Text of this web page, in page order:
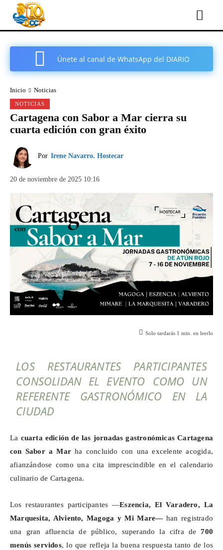
Únete al canal de WhatsApp del DIARIO
Inicio Noticias
NOTICIAS
Cartagena con Sabor a Mar cierra su
cuarta edición con gran éxito
Por Irene Navarro. Hostecar
20 de noviembre de 2025 10:16
Solo tardarás 1 min. en leerlo
LOS RESTAURANTES PARTICIPANTES
CONSOLIDAN EL EVENTO COMO UN
REFERENTE GASTRONÓMICO EN LA
CIUDAD
La cuarta edición de las jornadas gastronómicas Cartagena
con Sabor a Mar ha concluido con una excelente acogida,
afianzándose como una cita imprescindible en el calendario
culinario de Cartagena.
Los restaurantes participantes —Eszencia, El Varadero, La
Marquesita, Alviento,Magoga y Mi Mare—han registrado
una gran afluencia de público, superando la cifra de700
menús servidos, lo que refleja la buena respuesta tanto de los